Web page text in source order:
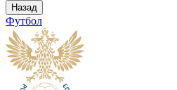
Назад
Футбол